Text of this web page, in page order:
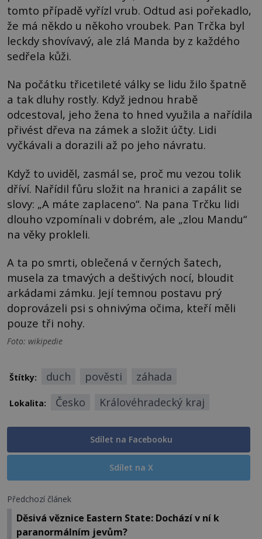
tomto případě vyřízl vrub. Odtud asi pořekadlo,
že má někdo u někoho vroubek. Pan Trčka byl
leckdy shovívavý, ale zlá Manda by z každého
sedřela kůži.
Na počátku třicetileté války se lidu žilo špatně
a tak dluhy rostly. Když jednou hrabě
odcestoval, jeho žena to hned využila a nařídila
přivést dřeva na zámek a složit účty. Lidi
vyčkávali a dorazili až po jeho návratu.
Když to uviděl, zasmál se, proč mu vezou tolik
dříví. Nařídil fůru složit na hranici a zapálit se
slovy: „A máte zaplaceno“. Na pana Trčku lidi
dlouho vzpomínali v dobrém, ale „zlou Mandu“
na věky prokleli.
A ta po smrti, oblečená v černých šatech,
musela za tmavých a deštivých nocí, bloudit
arkádami zámku. Její temnou postavu prý
doprovázeli psi s ohnivýma očima, kteří měli
pouze tři nohy.
Foto: wikipedie
Štítky: duch pověsti záhada
Lokalita: Česko Královéhradecký kraj
Sdílet na Facebooku
Sdílet na X
Předchozí článek
Děsivá věznice Eastern State: Dochází v ní k
paranormálním jevům?